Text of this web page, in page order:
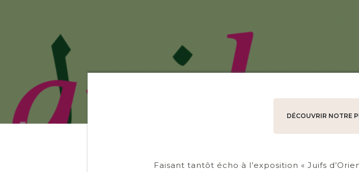
DÉCOUVRIR NOTRE
Faisant tantôt écho à l’exposition « Juifs